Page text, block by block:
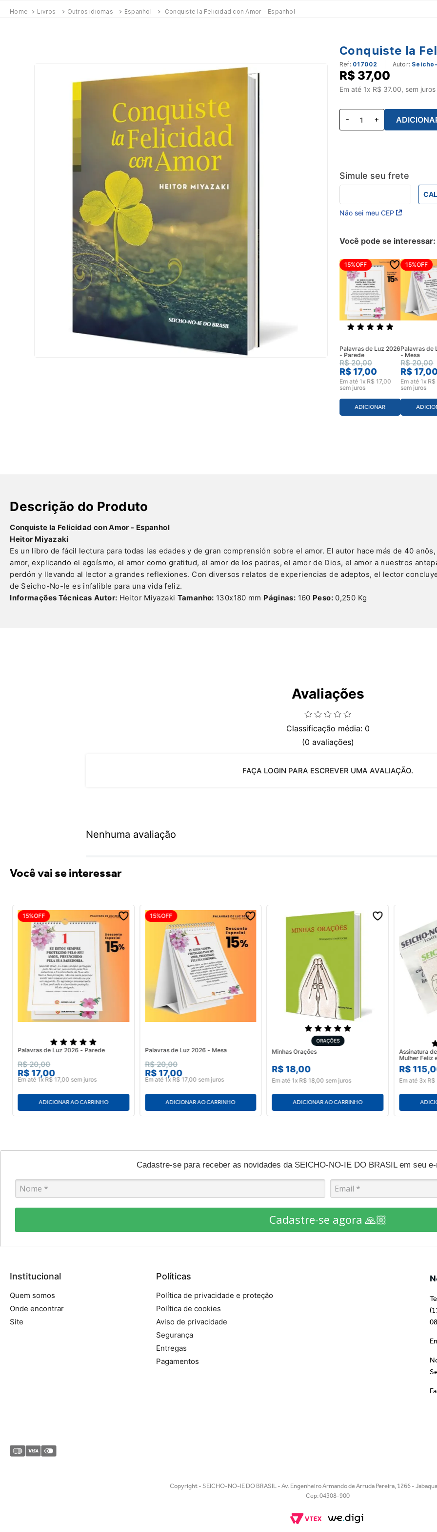
Livros Outros idiomas Espanhol Conquiste la Felicidad con Amor - Espanhol
Conquiste la
Ref: 017002
R$ 37,00
Em até 1x R$ 37.00, sem juros
Simule seu frete
Não sei meu CEP
Você pode se interessar:
15%OFF
Palavras de Luz 2026
- Parede
R$ 20,00
R$17,00
Em até 1 x R$ 17,00
sem juros
ADICIONAR
15%OFF
Palavras de
- Mesa
R$ 20,00
R$ 17,
Em até 1 x R$
sem juros
Descrição do Produto
Conquiste la Felicidad con Amor - Espanhol
Heitor Miyazaki
Es un libro de fácil lectura para todas las edades y de gran comprensión sobre el amor. El autor hace más de 40
amor, explicando el egoísmo, el amor como gratitud, el amor de los padres, el amor de Dios, el amor a nuestros
perdón y llevando al lector a grandes reflexiones. Con diversos relatos de experiencias de adeptos, el lector
de Seicho-No-Ie es infalible para una vida feliz.
Informações Técnicas Autor: Heitor Miyazaki Tamanho: 130x180 mm Páginas: 160 Peso:0,250 Kg
Avaliações
Classificação média: 0
(0 avaliações)
FAÇA LOGIN PARA ESCREVER UMA AVALIAÇÃO.
Nenhuma avaliação
Você vai se interessar
15%OFF
Palavras de Luz 2026 - Parede
R$ 20,00
R$17,00
Em até 1x R$ 17,00 sem juros
ADICIONAR AO CARRINHO
15%OFF
Palavras de Luz 2026 - Mesa
R$ 20,00
R$17,00
Em até 1x R$ 17,00sem juros
ADICIONAR AO CARRINHO
ORAÇÕES
Minhas Orações
R$ 18,00
Em até 1x R$ 18, 00 sem juros
ADICIONAR AO CARRINHO
Assinatura
R$ 115,
Em até 3x R$
Cadastre-se para receber as novidades da SEICHO-NO-IE DO BRASIL em seu
Cadastre-se agora 🙏🏼
Institucional
Quem somos
Onde encontrar
Site
Políticas
Política de privacidade e proteção
Política de cookies
Aviso de privacidade
Segurança
Entregas
Pagamentos
Copyright - SEICHO-NO-IE DO BRASIL - Av. Engenheiro Armando de Arruda Pereira, 1266 -
Cep: 04308-900